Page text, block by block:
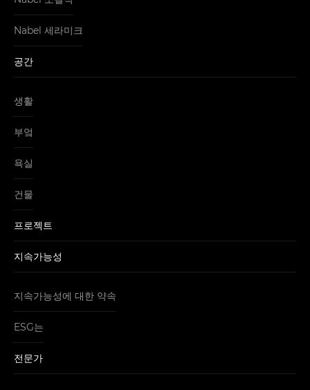
Nabel 세라미크
공간
생활
부엌
욕실
건물
프로젝트
지속가능성
지속가능성에 대한 약속
ESG는
전문가